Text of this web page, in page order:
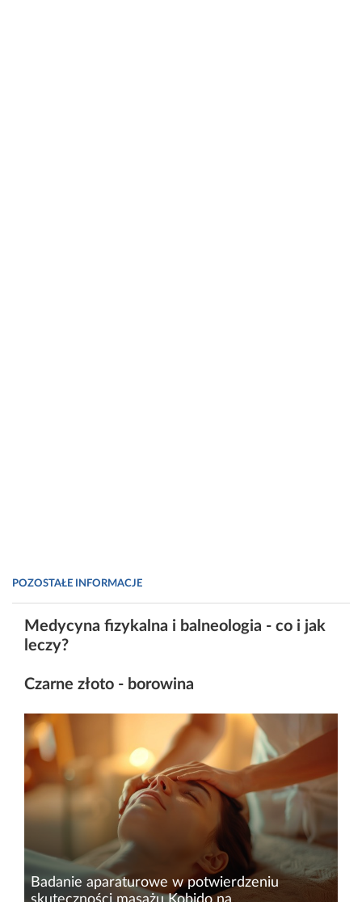
POZOSTAŁE INFORMACJE
Medycyna fizykalna i balneologia - co i jak
leczy?
Czarne złoto - borowina
Badanie aparaturowe w potwierdzeniu
skuteczności masażu Kobido na...